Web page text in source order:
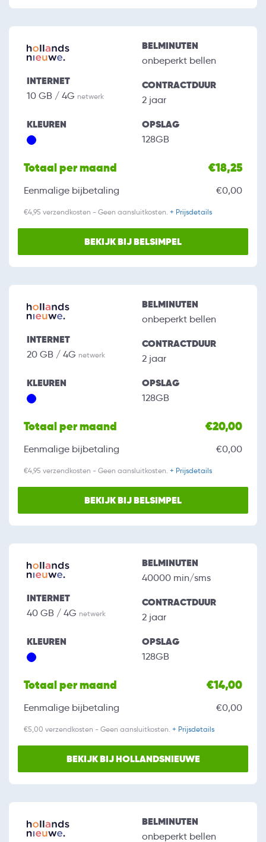
INTERNET
10 GB / 4G netwerk
BELMINUTEN
onbeperkt bellen
CONTRACTDUUR
2 jaar
KLEUREN OPSLAG
128GB
Totaal per maand €18,25
Eenmalige bijbetaling €0,00
€4,95 verzendkosten - Geen aansluitkosten. + Prijsdetails
BEKIJK BIJ BELSIMPEL
INTERNET
20 GB / 4G netwerk
BELMINUTEN
onbeperkt bellen
CONTRACTDUUR
2 jaar
KLEUREN OPSLAG
128GB
Totaal per maand €20,00
Eenmalige bijbetaling €0,00
€4,95 verzendkosten - Geen aansluitkosten. + Prijsdetails
BEKIJK BIJ BELSIMPEL
INTERNET
40 GB / 4G netwerk
BELMINUTEN
40000 min/sms
CONTRACTDUUR
2 jaar
KLEUREN OPSLAG
128GB
Totaal per maand €14,00
Eenmalige bijbetaling €0,00
€5,00 verzendkosten - Geen aansluitkosten. + Prijsdetails
BEKIJK BIJ HOLLANDSNIEUWE
BELMINUTEN
onbeperkt bellen